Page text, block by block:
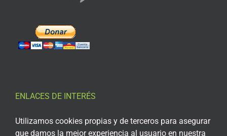
ENLACES DE INTERÉS
Aviso Legal
Utilizamos cookies propias y de terceros para asegurar
que damos la mejor experiencia al usuario en nuestra